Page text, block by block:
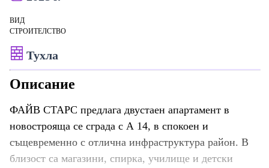
ВИД
СТРОИТЕЛСТВО
Тухла
Описание
ФАЙВ СТАРС предлага двустаен апартамент в
новострояща се сграда с А 14, в спокоен и
същевременно с отлична инфраструктура район. В
близост са магазини, спирка, училище и детски